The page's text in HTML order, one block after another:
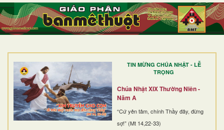
TIN MỪNG CHÚA NHẬT - LỄ
TRỌNG
Chúa Nhật XIX Thường Niên -
Năm A
“Cứ yên tâm, chính Thầy đây, đừng
sợ!” (Mt 14,22-33)
TRANG NHẤT
GIỚI THIỆU
DÒNG TU
BAN MỤC VỤ
ĐOÀN THỂ CG